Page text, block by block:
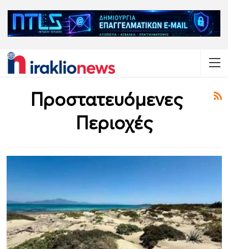
Προστατευόμενες
Περιοχές